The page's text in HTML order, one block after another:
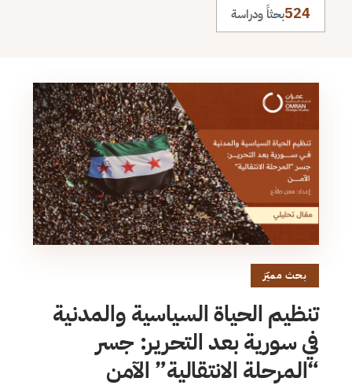
524بحثاً ودراسة
بحث مميّز
تنظيم الحياة السياسية والمدنية
في سورية بعد التحرير: جسر
“المرحلة الانتقالية” الآمن